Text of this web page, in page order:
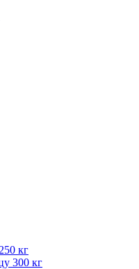
кг
300 кг